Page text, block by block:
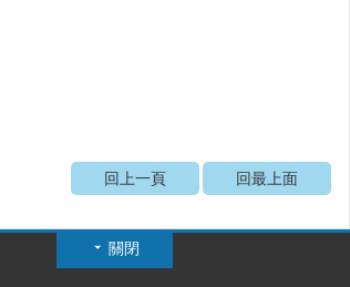
回上一頁 回最上面
關閉